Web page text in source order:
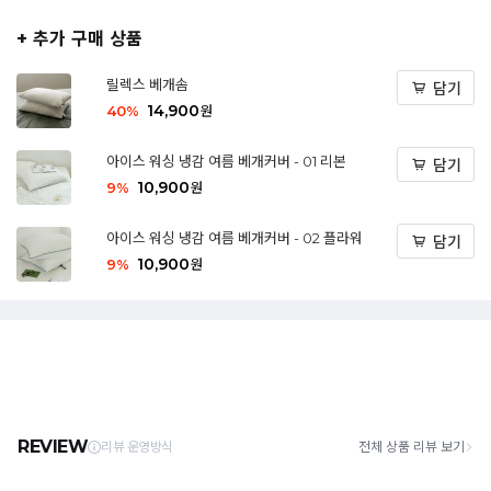
+ 추가 구매 상품
릴렉스 베개솜
40% 14,900원
담기
아이스 워싱 냉감 여름 베개커버 - 01 리본
9% 10,900원
담기
아이스 워싱 냉감 여름 베개커버 - 02 플라워
9% 10,900원
담기